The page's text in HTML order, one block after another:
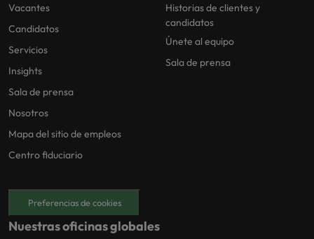
Vacantes
Candidatos
Servicios
Insights
Sala de prensa
Nosotros
Mapa del sitio de empleos
Centro fiduciario
Historias de clientes y
candidatos
Únete al equipo
Sala de prensa
Preferencias de cookies
Nuestras oficinas globales